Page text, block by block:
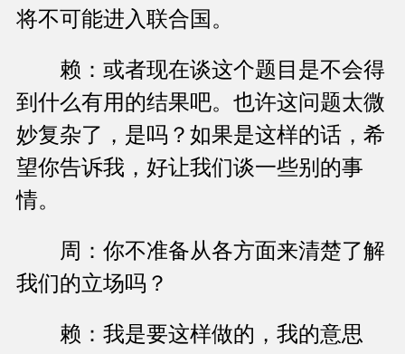
将不可能进入联合国。
赖：或者现在谈这个题目是不会得
到什么有用的结果吧。也许这问题太微
妙复杂了，是吗？如果是这样的话，希
望你告诉我，好让我们谈一些别的事
情。
周：你不准备从各方面来清楚了解
我们的立场吗？
赖：我是要这样做的，我的意思